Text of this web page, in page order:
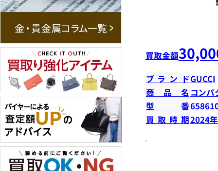
買取金額
ブランドGUCCI
商品名 コンパ
型番
買取時期2024